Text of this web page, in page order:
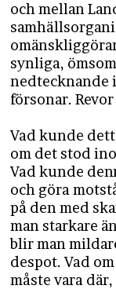
och mellan
synliga,
nedtecknande
försonar.
Vad kunde
om det stod
Vad kunde
och göra
på den med
man starkare
blir man
despot. Vad
måste vara